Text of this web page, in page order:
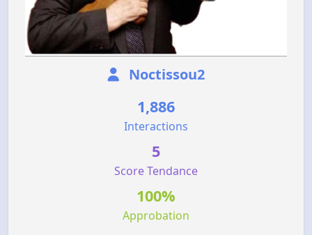
Noctissou2
1,886
Interactions
5
Score Tendance
100%
Approbation